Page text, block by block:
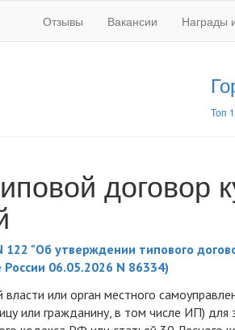
Отзывы Вакансии Награды
Топ
договор
"Об утверждении типового
06.05.2026 N 86334)
или орган местного
или гражданину, в том числе ИП) для